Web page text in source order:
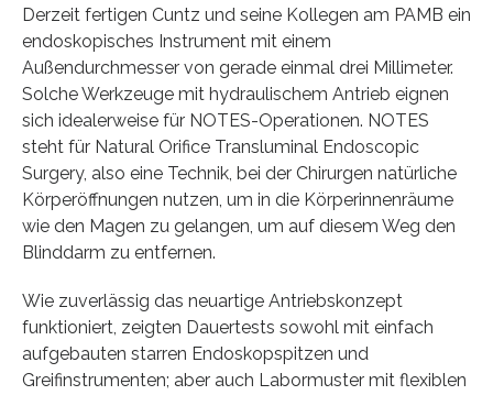
Derzeit fertigen Cuntz und seine Kollegen am PAMB ein
endoskopisches Instrument mit einem
Außendurchmesser von gerade einmal drei Millimeter.
Solche Werkzeuge mit hydraulischem Antrieb eignen
sich idealerweise für NOTES-Operationen. NOTES
steht für Natural Orifice Transluminal Endoscopic
Surgery, also eine Technik, bei der Chirurgen natürliche
Körperöffnungen nutzen, um in die Körperinnenräume
wie den Magen zu gelangen, um auf diesem Weg den
Blinddarm zu entfernen.
Wie zuverlässig das neuartige Antriebskonzept
funktioniert, zeigten Dauertests sowohl mit einfach
aufgebauten starren Endoskopspitzen und
Greifinstrumenten; aber auch Labormuster mit flexiblen